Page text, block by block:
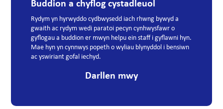
Buddion a chyflog cystadleuol
Rydym yn hyrwyddo cydbwysedd iach rhwng bywyd a
gwaith ac rydym wedi paratoi pecyn cynhwysfawr o
gyflogau a buddion er mwyn helpu ein staff i gyflawni hyn.
Mae hyn yn cynnwys popeth o wyliau blynyddol i bensiwn
ac yswiriant gofal iechyd.
Darllen mwy